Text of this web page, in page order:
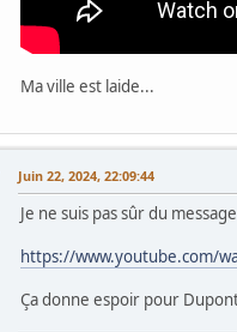
Ma ville est laide...
Juin 22, 2024, 22:09:44
Je ne suis pas sûr du
https://www.youtube.com/
Ça donne espoir pour